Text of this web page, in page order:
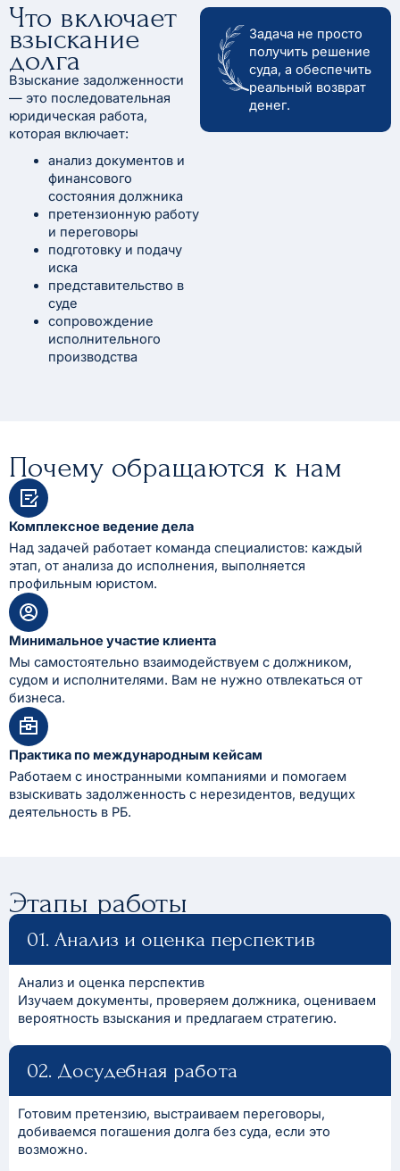
Что включает
взыскание
долга
Взыскание задолженности
— это последовательная
юридическая работа,
которая включает:
анализ документов и
финансового
состояния должника
претензионную работу
и переговоры
подготовку и подачу
иска
представительство в
суде
сопровождение
исполнительного
производства
Задача не просто
получить решение
суда, а обеспечить
реальный возврат
денег.
Почему обращаются к нам
Комплексное ведение дела
Над задачей работает команда специалистов: каждый
этап, от анализа до исполнения, выполняется
профильным юристом.
Минимальное участие клиента
Мы самостоятельно взаимодействуем с должником,
судом и исполнителями. Вам не нужно отвлекаться от
бизнеса.
Практика по международным кейсам
Работаем с иностранными компаниями и помогаем
взыскивать задолженность с нерезидентов, ведущих
деятельность в РБ.
Этапы работы
01. Анализ и оценка перспектив
Анализ и оценка перспектив
Изучаем документы, проверяем должника, оцениваем
вероятность взыскания и предлагаем стратегию.
02. Досудебная работа
Готовим претензию, выстраиваем переговоры,
добиваемся погашения долга без суда, если это
возможно.